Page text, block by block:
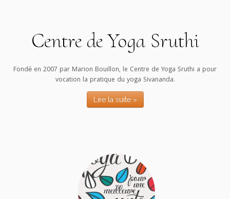
Centre de Yoga Sruthi
Fondé en 2007 par Marion Bouillon, le Centre de Yoga Sruthi a pour
vocation la pratique du yoga Sivananda.
Lire la suite »